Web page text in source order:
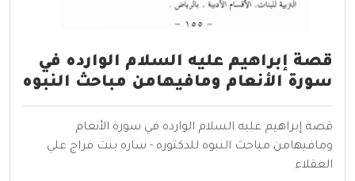
قصة إبراهيم عليه السلام الوارده في
سورة الأنعام ومافيهامن مباحث النبوه
قصة إبراهيم عليه السلام الوارده في سورة الأنعام
ومافيهامن مباحث النبوه للدكتوره - ساره بنت فراج علي
العقلاء